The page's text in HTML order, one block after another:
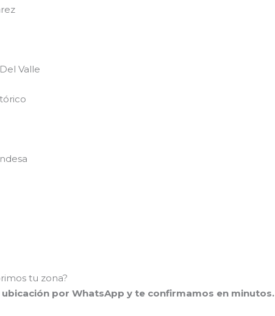
Valle
tu zona?
por WhatsApp y te confirmamos en minutos.